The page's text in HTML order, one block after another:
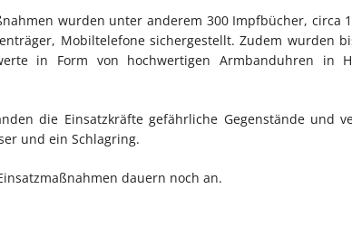
wurden unter anderem 300 Impfbücher, circa
Mobiltelefone sichergestellt. Zudem wurden
in Form von hochwertigen Armbanduhren in
die Einsatzkräfte gefährliche Gegenstände und
und ein Schlagring.
dauern noch an.